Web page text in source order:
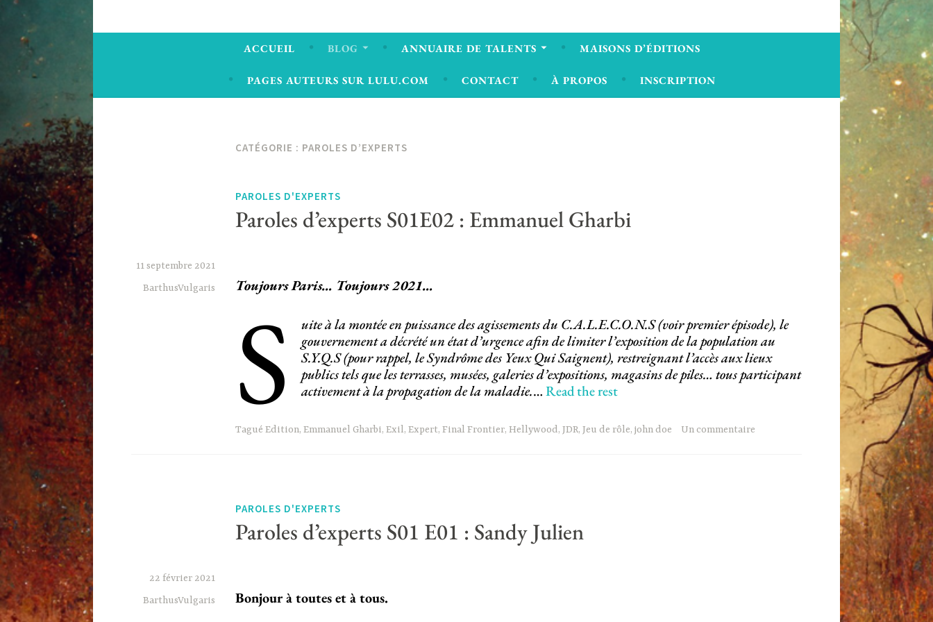
ACCUEIL BLOG ANNUAIRE DE TALENTS MAISONS D’ÉDITIONS
PAGES AUTEURS SUR LULU.COM CONTACT À PROPOS INSCRIPTION
CATÉGORIE : PAROLES D’EXPERTS
PAROLES D'EXPERTS
Paroles d’experts S01E02 : Emmanuel Gharbi
11 septembre 2021
BarthusVulgaris
Toujours Paris… Toujours 2021…
S
uite à la montée en puissance des agissements du C.A.L.E.C.O.N.S (voir premier épisode), le
gouvernement a décrété un état d’urgence afin de limiter l’exposition de la population au
S.Y.Q.S (pour rappel, le Syndrôme des Yeux Qui Saignent), restreignant l’accès aux lieux
publics tels que les terrasses, musées, galeries d’expositions, magasins de piles… tous participant
activement à la propagation de la maladie.…Read the rest
TaguéEdition,Emmanuel Gharbi,Exil,Expert,Final Frontier,Hellywood,JDR,Jeu de rôle,john doe Un commentaire
PAROLES D'EXPERTS
Paroles d’experts S01 E01 : Sandy Julien
22 février 2021
BarthusVulgaris
Bonjour à toutes et à tous.